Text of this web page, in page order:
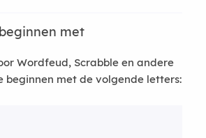
met
Wordfeud, Scrabble en andere
beginnen met de volgende letters: